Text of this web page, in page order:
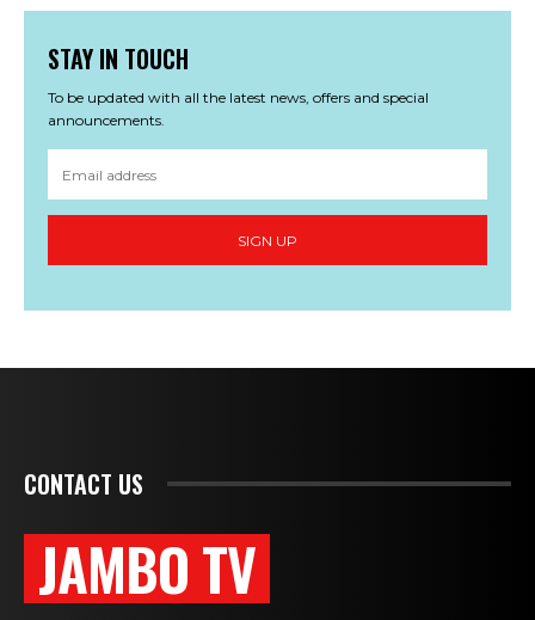
STAY IN TOUCH
To be updated with all the latest news, offers and special
announcements.
SIGN UP
CONTACT US
JAMBO TV